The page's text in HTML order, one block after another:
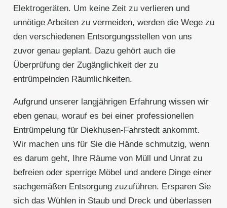
Elektrogeräten. Um keine Zeit zu verlieren und
unnötige Arbeiten zu vermeiden, werden die Wege zu
den verschiedenen Entsorgungsstellen von uns
zuvor genau geplant. Dazu gehört auch die
Überprüfung der Zugänglichkeit der zu
entrümpelnden Räumlichkeiten.
Aufgrund unserer langjährigen Erfahrung wissen wir
eben genau, worauf es bei einer professionellen
Entrümpelung für Diekhusen-Fahrstedt ankommt.
Wir machen uns für Sie die Hände schmutzig, wenn
es darum geht, Ihre Räume von Müll und Unrat zu
befreien oder sperrige Möbel und andere Dinge einer
sachgemäßen Entsorgung zuzuführen. Ersparen Sie
sich das Wühlen in Staub und Dreck und überlassen